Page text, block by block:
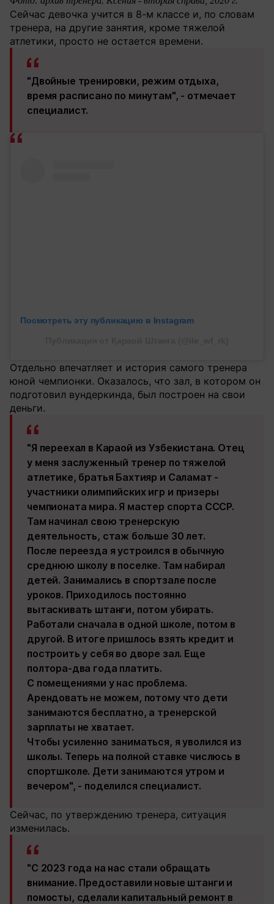
Сейчас девочка учится в 8-м классе и, по словам
тренера, на другие занятия, кроме тяжелой
атлетики, просто не остается времени.
"Двойные тренировки, режим отдыха,
время расписано по минутам", - отмечает
специалист.
Посмотреть эту публикацию в Instagram
Отдельно впечатляет и история самого тренера
юной чемпионки. Оказалось, что зал, в котором он
подготовил вундеркинда, был построен на свои
деньги.
"Я переехал в Караой из Узбекистана. Отец
у меня заслуженный тренер по тяжелой
атлетике, братья Бахтияр и Саламат -
участники олимпийских игр и призеры
чемпионата мира. Я мастер спорта СССР.
Там начинал свою тренерскую
деятельность, стаж больше 30 лет.
После переезда я устроился в обычную
среднюю школу в поселке. Там набирал
детей. Занимались в спортзале после
уроков. Приходилось постоянно
вытаскивать штанги, потом убирать.
Работали сначала в одной школе, потом в
другой. В итоге пришлось взять кредит и
построить у себя во дворе зал. Еще
полтора-два года платить.
С помещениями у нас проблема.
Арендовать не можем, потому что дети
занимаются бесплатно, а тренерской
зарплаты не хватает.
Чтобы усиленно заниматься, я уволился из
школы. Теперь на полной ставке числюсь в
спортшколе. Дети занимаются утром и
вечером", - поделился специалист.
Сейчас, по утверждению тренера, ситуация
изменилась.
"С 2023 года на нас стали обращать
внимание. Предоставили новые штанги и
помосты, сделали капитальный ремонт в